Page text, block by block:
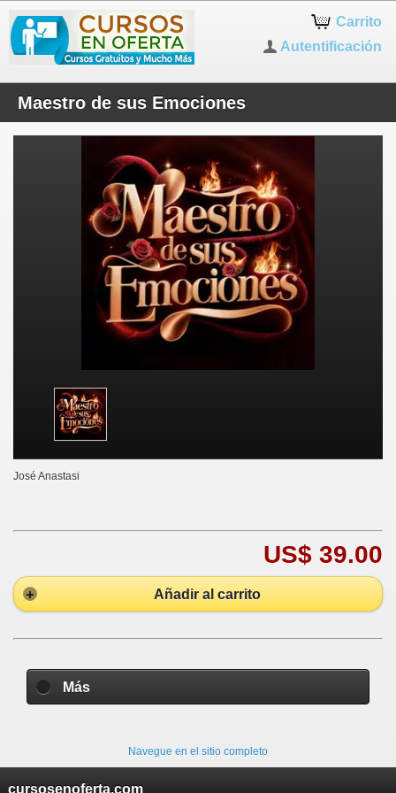
Carrito
Autentificación
Maestro de sus Emociones
José Anastasi
US$ 39.00
Añadir al carrito
Más
Navegue en el sitio completo
cursosenoferta.com